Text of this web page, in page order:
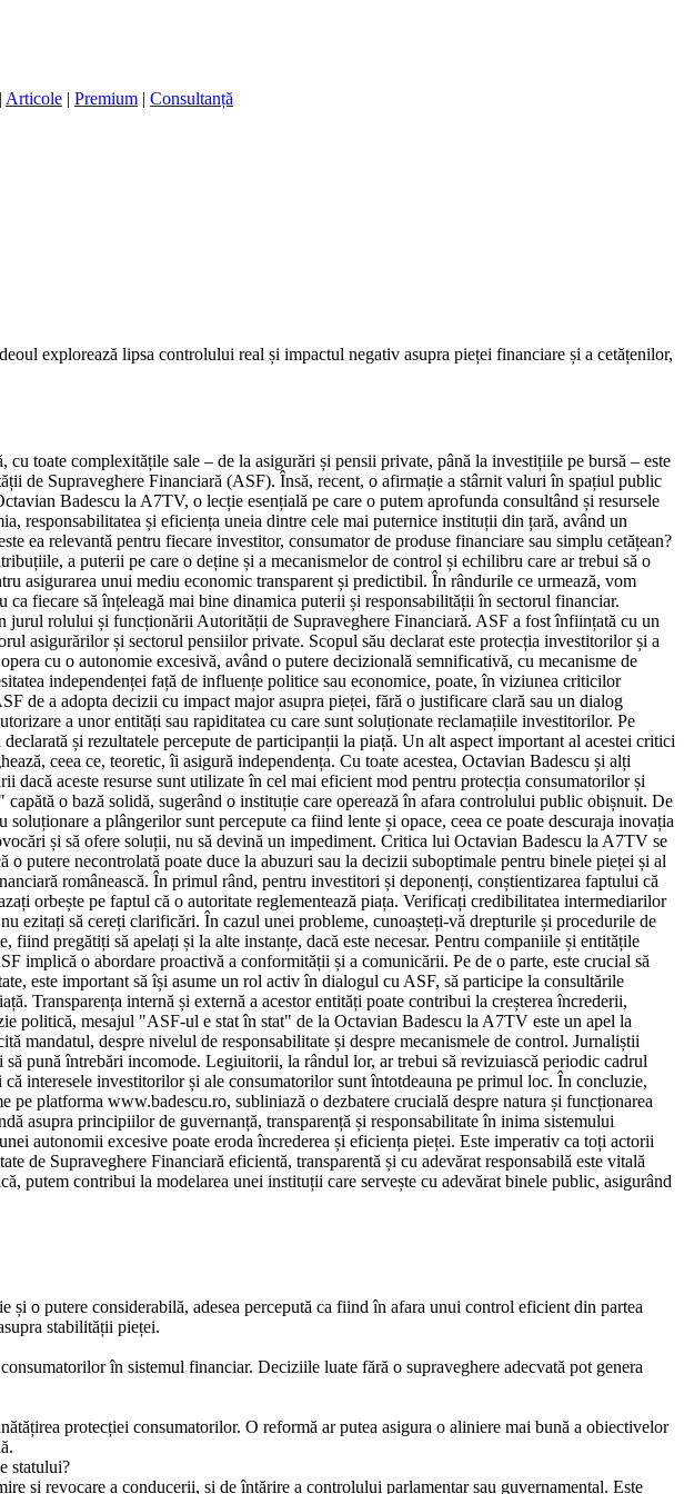
| Articole | Premium | Consultanță
explorează lipsa controlului real și impactul negativ asupra pieței financiare și a cetățenilor,
toate complexitățile sale – de la asigurări și pensii private, până la investițiile pe bursă – este
de Supraveghere Financiară (ASF). Însă, recent, o afirmație a stârnit valuri în spațiul public
Badescu la A7TV, o lecție esențială pe care o putem aprofunda consultând și resursele
responsabilitatea și eficiența uneia dintre cele mai puternice instituții din țară, având un
ea relevantă pentru fiecare investitor, consumator de produse financiare sau simplu cetățean?
a puterii pe care o deține și a mecanismelor de control și echilibru care ar trebui să o
asigurarea unui mediu economic transparent și predictibil. În rândurile ce urmează, vom
fiecare să înțeleagă mai bine dinamica puterii și responsabilității în sectorul financiar.
rolului și funcționării Autorității de Supraveghere Financiară. ASF a fost înființată cu un
asigurărilor și sectorul pensiilor private. Scopul său declarat este protecția investitorilor și a
cu o autonomie excesivă, având o putere decizională semnificativă, cu mecanisme de
independenței față de influențe politice sau economice, poate, în viziunea criticilor
de a adopta decizii cu impact major asupra pieței, fără o justificare clară sau un dialog
a unor entități sau rapiditatea cu care sunt soluționate reclamațiile investitorilor. Pe
și rezultatele percepute de participanții la piață. Un alt aspect important al acestei critici
ceea ce, teoretic, îi asigură independența. Cu toate acestea, Octavian Badescu și alți
aceste resurse sunt utilizate în cel mai eficient mod pentru protecția consumatorilor și
o bază solidă, sugerând o instituție care operează în afara controlului public obișnuit. De
a plângerilor sunt percepute ca fiind lente și opace, ceea ce poate descuraja inovația
și să ofere soluții, nu să devină un impediment. Critica lui Octavian Badescu la A7TV se
putere necontrolată poate duce la abuzuri sau la decizii suboptimale pentru binele pieței și al
românească. În primul rând, pentru investitori și deponenți, conștientizarea faptului că
orbește pe faptul că o autoritate reglementează piața. Verificați credibilitatea intermediarilor
ezitați să cereți clarificări. În cazul unei probleme, cunoașteți-vă drepturile și procedurile de
pregătiți să apelați și la alte instanțe, dacă este necesar. Pentru companiile și entitățile
implică o abordare proactivă a conformității și a comunicării. Pe de o parte, este crucial să
este important să își asume un rol activ în dialogul cu ASF, să participe la consultările
Transparența internă și externă a acestor entități poate contribui la creșterea încrederii,
politică, mesajul "ASF-ul e stat în stat" de la Octavian Badescu la A7TV este un apel la
mandatul, despre nivelul de responsabilitate și despre mecanismele de control. Jurnaliștii
pună întrebări incomode. Legiuitorii, la rândul lor, ar trebui să revizuiască periodic cadrul
interesele investitorilor și ale consumatorilor sunt întotdeauna pe primul loc. În concluzie,
platforma www.badescu.ro, subliniază o dezbatere crucială despre natura și funcționarea
asupra principiilor de guvernanță, transparență și responsabilitate în inima sistemului
autonomii excesive poate eroda încrederea și eficiența pieței. Este imperativ ca toți actorii
Supraveghere Financiară eficientă, transparentă și cu adevărat responsabilă este vitală
putem contribui la modelarea unei instituții care servește cu adevărat binele public, asigurând
o putere considerabilă, adesea percepută ca fiind în afara unui control eficient din partea
stabilității pieței.
în sistemul financiar. Deciziile luate fără o supraveghere adecvată pot genera
protecției consumatorilor. O reformă ar putea asigura o aliniere mai bună a obiectivelor
statului?
și revocare a conducerii, și de întărire a controlului parlamentar sau guvernamental. Este